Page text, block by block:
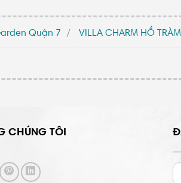
Quận 7 VILLA CHARM HỒ TRÀM
CHÚNG TÔI